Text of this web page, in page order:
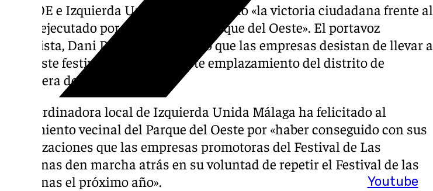
Youtube
El PSOE e Izquierda Unida han celebrado «la victoria ciudadana frente al
hurto ejecutado por el PP sobre el Parque del Oeste». El portavoz
socialista, Dani Pérez, ha celebrado que las empresas desistan de llevar a
cabo este festival de nuevo en este emplazamiento del distrito de
Carretera de Cádiz.
La coordinadora local de Izquierda Unida Málaga ha felicitado al
movimiento vecinal del Parque del Oeste por «haber conseguido con sus
movilizaciones que las empresas promotoras del Festival de Las
Linternas den marcha atrás en su voluntad de repetir el Festival de las
Linternas el próximo año».